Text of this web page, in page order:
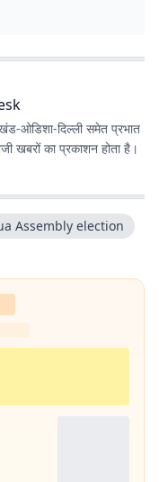
ओडिशा-दिल्‍ली समेत प्रभात
खबरों का प्रकाशन होता है।
Assembly election